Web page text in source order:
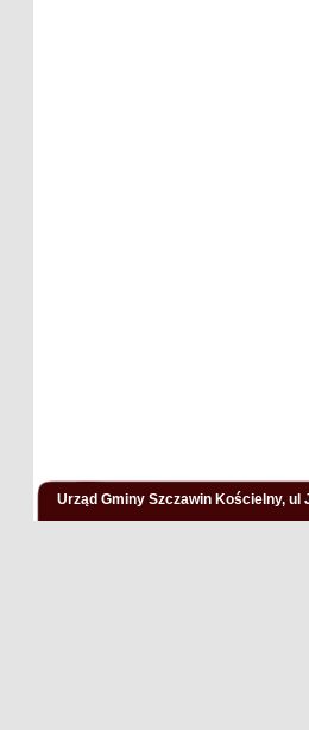
Urząd Gminy Szczawin Kościelny, ul